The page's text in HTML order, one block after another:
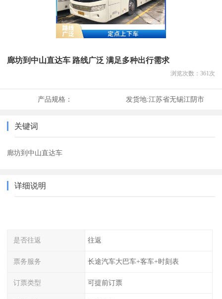
廊坊到中山直达车 路线广泛 满足多种出行需求
浏览次数： 361次
产品规格： 发货地:江苏省无锡江阴市
关键词
廊坊到中山直达车
详细说明
是否往返 往返
票务服务 长途汽车大巴车+客车+时刻表
订票类型 可提前订票